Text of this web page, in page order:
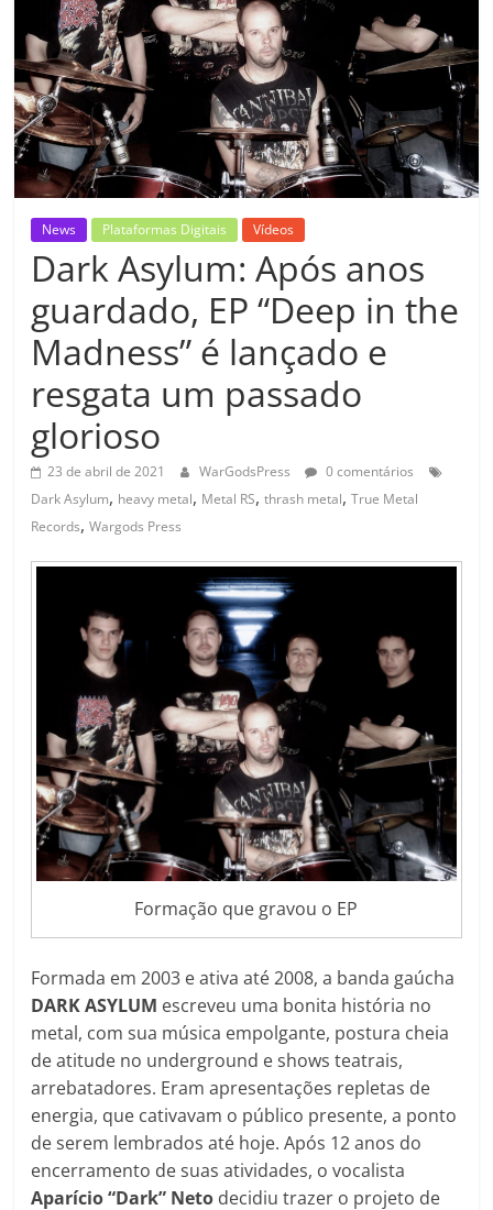
News Plataformas Digitais Vídeos
Dark Asylum: Após anos
guardado, EP “Deep in the
Madness” é lançado e
resgata um passado
glorioso
23 de abril de 2021 WarGodsPress
0 comentários
Dark Asylum, heavy metal, Metal RS,thrash metal,True Metal
Records,Wargods Press
Formação que gravou o EP
Formada em 2003 e ativa até 2008, a banda gaúcha
DARK ASYLUM escreveu uma bonita história no
metal, com sua música empolgante, postura cheia
de atitude no underground e shows teatrais,
arrebatadores. Eram apresentações repletas de
energia, que cativavam o público presente, a ponto
de serem lembrados até hoje. Após 12 anos do
encerramento de suas atividades, o vocalista
Aparício “Dark” Neto decidiu trazer o projeto de